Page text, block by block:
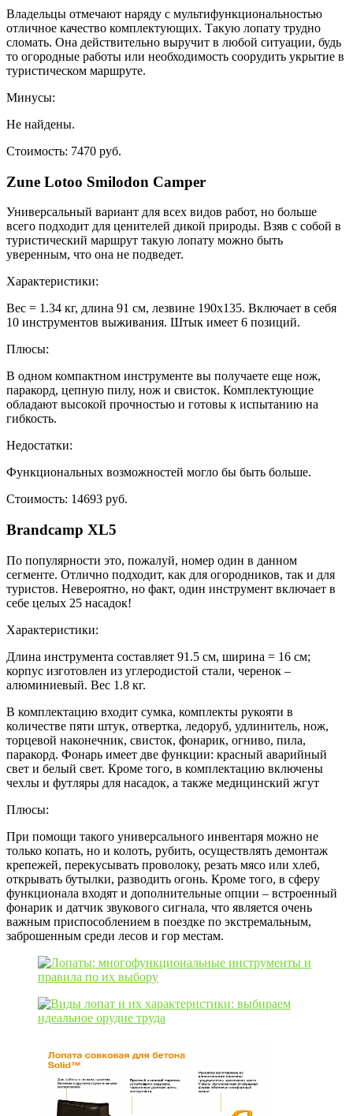
Владельцы отмечают наряду с мультифункциональностью
отличное качество комплектующих. Такую лопату трудно
сломать. Она действительно выручит в любой ситуации, будь
то огородные работы или необходимость соорудить укрытие в
туристическом маршруте.
Минусы:
Не найдены.
Стоимость: 7470 руб.
Zune Lоtoo Smilоdon Cаmper
Универсальный вариант для всех видов работ, но больше
всего подходит для ценителей дикой природы. Взяв с собой в
туристический маршрут такую лопату можно быть
уверенным, что она не подведет.
Характеристики:
Вес = 1.34 кг, длина 91 см, лезвине 190х135. Включает в себя
10 инструментов выживания. Штык имеет 6 позиций.
Плюсы:
В одном компактном инструменте вы получаете еще нож,
паракорд, цепную пилу, нож и свисток. Комплектующие
обладают высокой прочностью и готовы к испытанию на
гибкость.
Недостатки:
Функциональных возможностей могло бы быть больше.
Стоимость: 14693 руб.
Brandcamp ХL5
По популярности это, пожалуй, номер один в данном
сегменте. Отлично подходит, как для огородников, так и для
туристов. Невероятно, но факт, один инструмент включает в
себе целых 25 насадок!
Характеристики:
Длина инструмента составляет 91.5 см, ширина = 16 см;
корпус изготовлен из углеродистой стали, черенок –
алюминиевый. Вес 1.8 кг.
В комплектацию входит сумка, комплекты рукояти в
количестве пяти штук, отвертка, ледоруб, удлинитель, нож,
торцевой наконечник, свисток, фонарик, огниво, пила,
паракорд. Фонарь имеет две функции: красный аварийный
свет и белый свет. Кроме того, в комплектацию включены
чехлы и футляры для насадок, а также медицинский жгут
Плюсы:
При помощи такого универсального инвентаря можно не
только копать, но и колоть, рубить, осуществлять демонтаж
крепежей, перекусывать проволоку, резать мясо или хлеб,
открывать бутылки, разводить огонь. Кроме того, в сферу
функционала входят и дополнительные опции – встроенный
фонарик и датчик звукового сигнала, что является очень
важным приспособлением в поездке по экстремальным,
заброшенным среди лесов и гор местам.